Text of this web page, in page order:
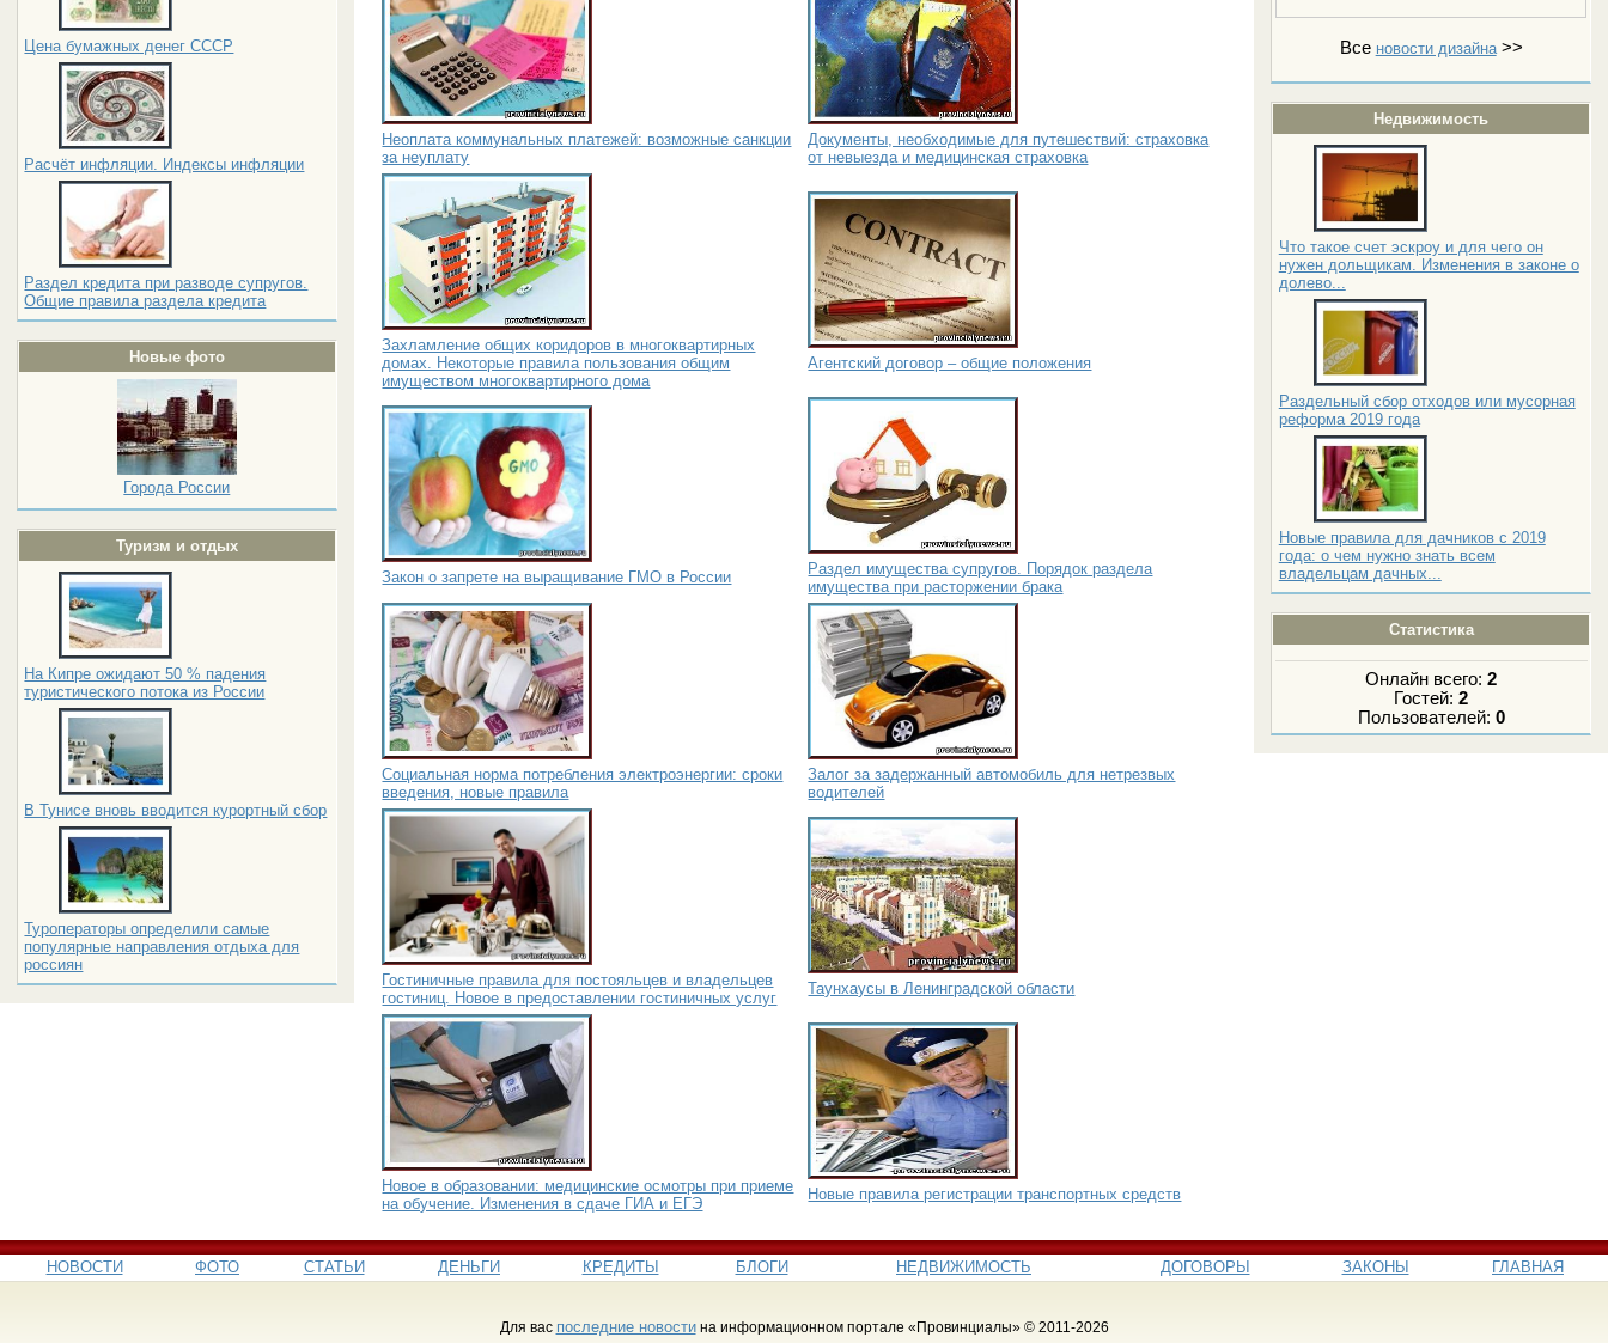
Цена бумажных денег СССР
Расчёт инфляции. Индексы инфляции
Раздел кредита при разводе супругов.
Общие правила раздела кредита
Новые фото
Города России
Туризм и отдых
На Кипре ожидают 50 % падения
туристического потока из России
В Тунисе вновь вводится курортный сбор
Туроператоры определили самые
популярные направления отдыха для
россиян
Все новости дизайна>>
Недвижимость
Что такое счет эскроу и для чего он
нужен дольщикам. Изменения в законе о
долево...
Раздельный сбор отходов или мусорная
реформа 2019 года
Новые правила для дачников с 2019
года: о чем нужно знать всем
владельцам дачных...
Статистика
Онлайн всего:2
Гостей:2
Пользователей: 0
Неоплата коммунальных платежей: возможные санкции
за неуплату
Документы, необходимые для путешествий: страховка
от невыезда и медицинская страховка
Захламление общих коридоров в многоквартирных
домах. Некоторые правила пользования общим
имуществом многоквартирного дома
Агентский договор – общие положения
Закон о запрете на выращивание ГМО в России
Раздел имущества супругов. Порядок раздела
имущества при расторжении брака
Социальная норма потребления электроэнергии: сроки
введения, новые правила
Залог за задержанный автомобиль для нетрезвых
водителей
Гостиничные правила для постояльцев и владельцев
гостиниц. Новое в предоставлении гостиничных услуг
Таунхаусы в Ленинградской области
Новое в образовании: медицинские осмотры при приеме
на обучение. Изменения в сдаче ГИА и ЕГЭ
Новые правила регистрации транспортных средств
НОВОСТИ ФОТО СТАТЬИ ДЕНЬГИ КРЕДИТЫ БЛОГИ НЕДВИЖИМОСТЬ ДОГОВОРЫ ЗАКОНЫ ГЛАВНАЯ
Для вас последние новостина информационном портале «Провинциалы» © 2011-2026